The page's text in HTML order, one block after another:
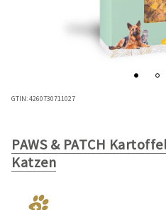
GTIN:4260730711027
PAWS & PATCH
Katzen